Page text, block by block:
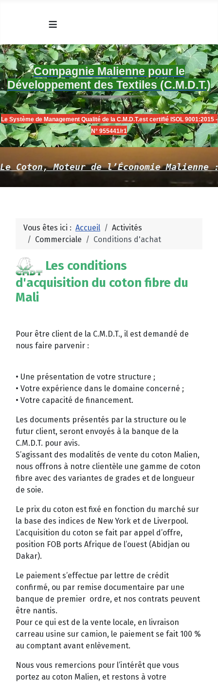
≡
Compagnie Malienne pour le
Développement des Textiles (C.M.D.T.)
Le Système de Management Qualité de la C.M.D.T.est certifié ISOL 9001:2015 -
N° 955441/r1
Le Coton, Moteur de l’Économie
Vous êtes ici : Accueil
Activités
Commerciale
Conditions d'achat
Les conditions
d'acquisition du coton fibre du
Mali
Pour être client de la C.M.D.T., il est demandé de
nous faire parvenir :
• Une présentation de votre structure ;
• Votre expérience dans le domaine concerné ;
• Votre capacité de financement.
Les documents présentés par la structure ou le
futur client, seront envoyés à la banque de la
C.M.D.T. pour avis.
S’agissant des modalités de vente du coton Malien,
nous offrons à notre clientèle une gamme de coton
fibre avec des variantes de grades et de longueur
de soie.
Le prix du coton est fixé en fonction du marché sur
la base des indices de New York et de Liverpool.
L’acquisition du coton se fait par appel d’offre,
position FOB ports Afrique de l’ouest (Abidjan ou
Dakar).
Le paiement s’effectue par lettre de crédit
confirmé, ou par remise documentaire par une
banque de premier ordre, et nos contrats peuvent
être nantis.
Pour ce qui est de la vente locale, en livraison
carreau usine sur camion, le paiement se fait 100 %
au comptant avant enlèvement.
Nous vous remercions pour l’intérêt que vous
portez au coton Malien, et restons à votre